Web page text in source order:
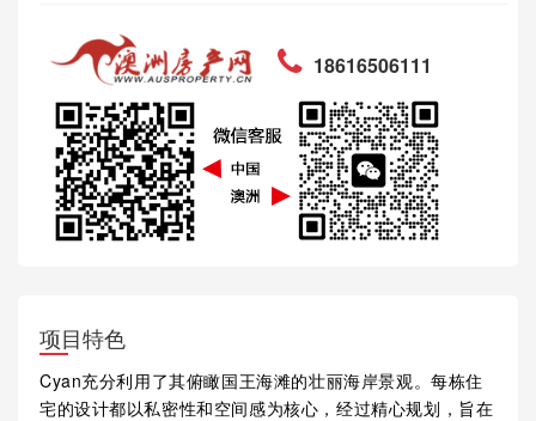
18616506111
项目特色
Cyan充分利用了其俯瞰国王海滩的壮丽海岸景观。每栋住
宅的设计都以私密性和空间感为核心，经过精心规划，旨在